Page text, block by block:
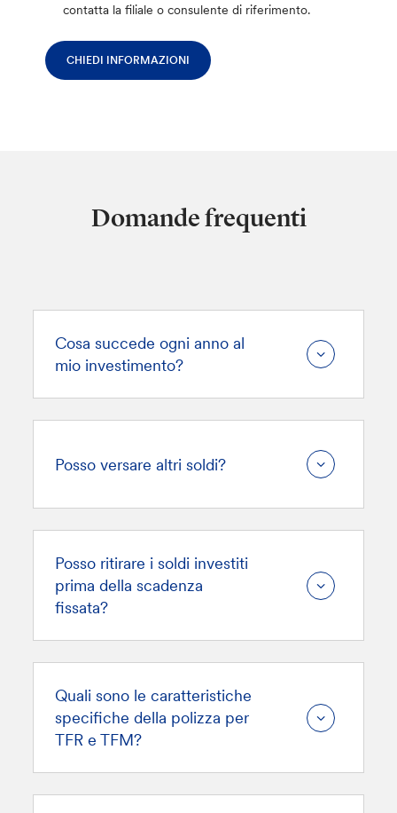
contatta la filiale o consulente di riferimento.
CHIEDI INFORMAZIONI
Domande frequenti
Cosa succede ogni anno al
mio investimento?
Posso versare altri soldi?
Posso ritirare i soldi investiti
prima della scadenza
fissata?
Quali sono le caratteristiche
specifiche della polizza per
TFR e TFM?